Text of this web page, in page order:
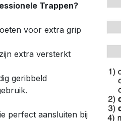
Trappen?
voor extra grip
extra versterkt
geribbeld
perfect aansluiten bij